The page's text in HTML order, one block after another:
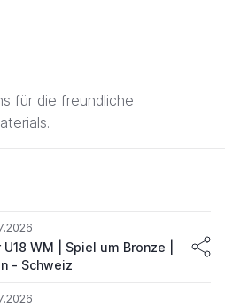
für die freundliche
U18 WM | Spiel um Bronze |
- Schweiz